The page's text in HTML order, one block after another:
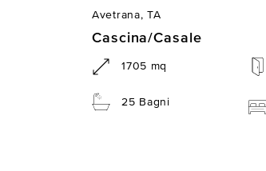
Avetrana, TA
Cascina/Casale
1705 mq
25 Bagni